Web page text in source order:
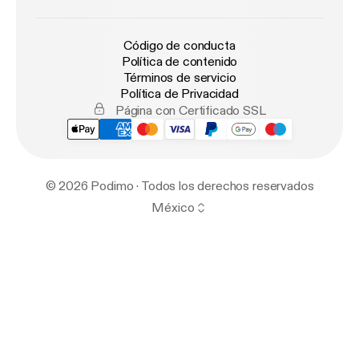
Código de conducta
Política de contenido
Términos de servicio
Política de Privacidad
Página con Certificado SSL
© 2026 Podimo · Todos los derechos reservados
México